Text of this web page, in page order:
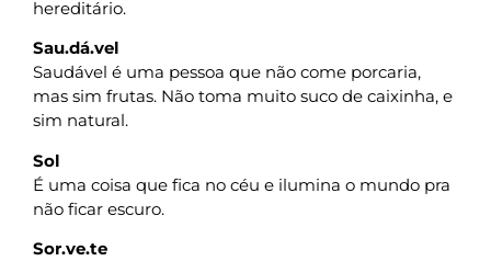
hereditário.
Sau.dá.vel
Saudável é uma pessoa que não come porcaria,
mas sim frutas. Não toma muito suco de caixinha, e
sim natural.
Sol
É uma coisa que fica no céu e ilumina o mundo pra
não ficar escuro.
Sor.ve.te